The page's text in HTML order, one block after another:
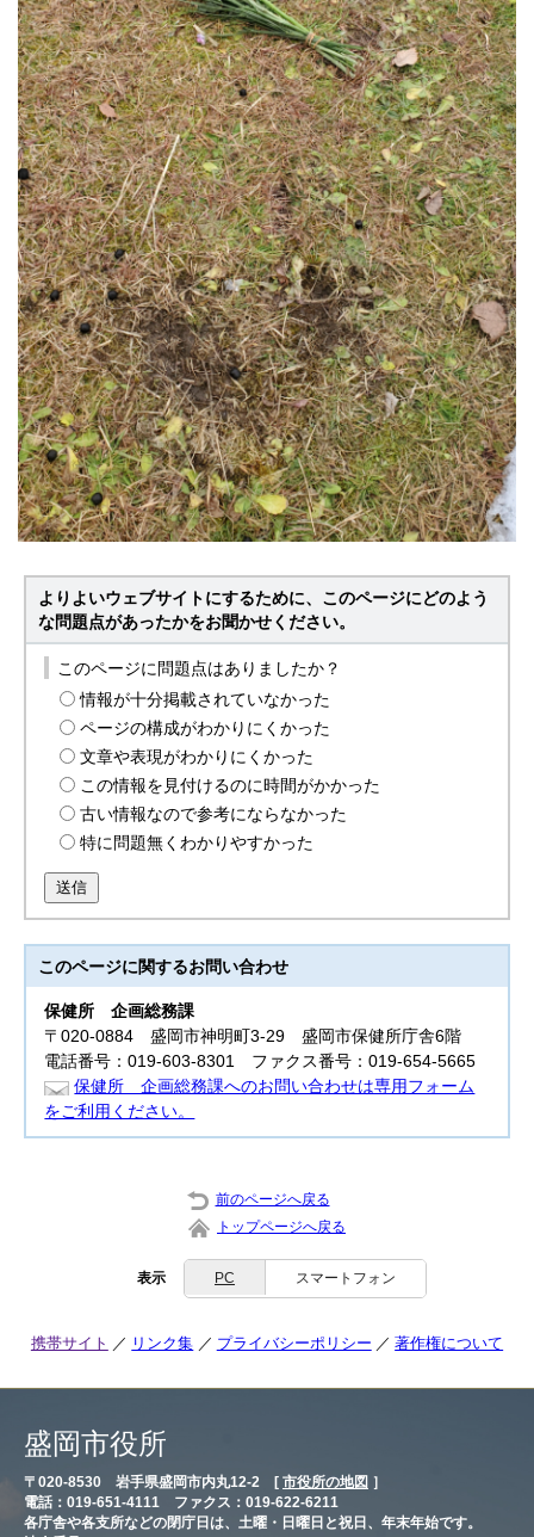
よりよいウェブサイトにするために、このページにどのよう
な問題点があったかをお聞かせください。
このページに問題点はありましたか？
情報が十分掲載されていなかった
ページの構成がわかりにくかった
文章や表現がわかりにくかった
この情報を見付けるのに時間がかかった
古い情報なので参考にならなかった
特に問題無くわかりやすかった
送信
このページに関するお問い合わせ
保健所企画総務課
〒020-0884 盛岡市神明町3‐29 盛岡市保健所庁舎6階
電話番号：019-603-8301 ファクス番号：019-654-5665
保健所 企画総務課へのお問い合わせは専用フォーム
をご利用ください。
前のページへ戻る
トップページへ戻る
表示 PC スマートフォン
携帯サイト リンク集 プライバシーポリシー 著作権について
盛岡市役所
〒020-8530 岩手県盛岡市内丸12-2 [ 市役所の地図 ］
電話：019-651-4111 ファクス：019-622-6211
各庁舎や各支所などの閉庁日は、土曜・日曜日と祝日、年末年始です。